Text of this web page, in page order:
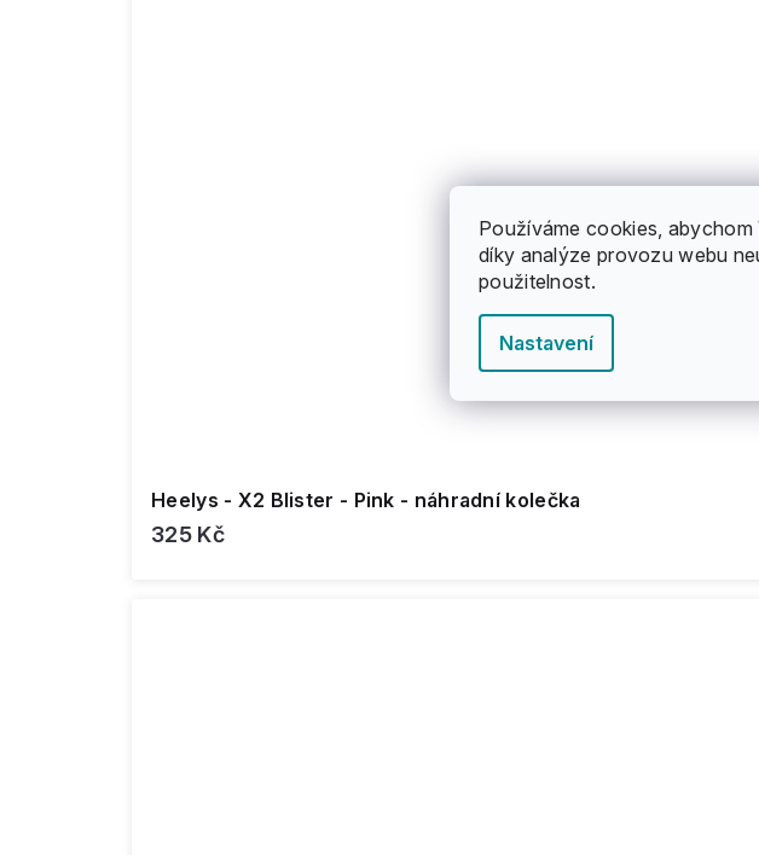
Používáme cookies,
díky analýze provozu webu
použitelnost.
Nastavení
Heelys - X2 Blister - Pink - náhradní kolečka
325 Kč